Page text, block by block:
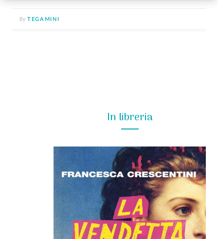
By TEGAMINI
In libreria